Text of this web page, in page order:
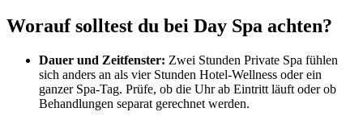
Worauf solltest du bei Day Spa achten?
Dauer und Zeitfenster: Zwei Stunden Private Spa fühlen
sich anders an als vier Stunden Hotel-Wellness oder ein
ganzer Spa-Tag. Prüfe, ob die Uhr ab Eintritt läuft oder ob
Behandlungen separat gerechnet werden.